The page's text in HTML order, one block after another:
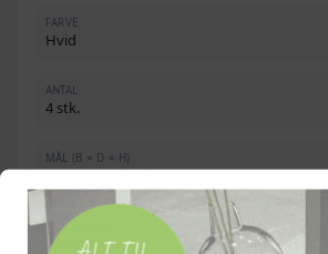
FARVE
Hvid
ANTAL
4 stk.
MÅL (B × D × H)
58,5 × 65 × 88 cm
SÆDEHØJDE
47 cm